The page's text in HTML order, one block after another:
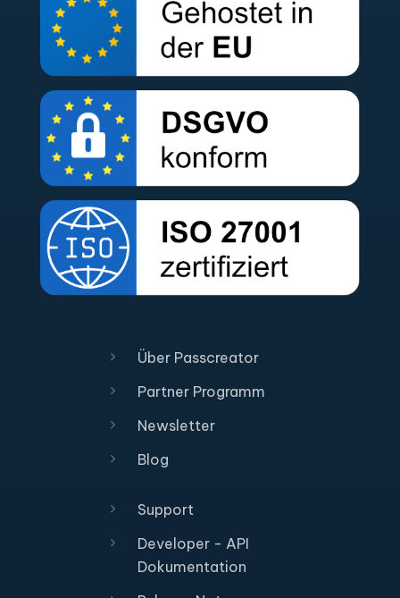
Über Passcreator
Partner Programm
Newsletter
Blog
Support
Developer - API
Dokumentation